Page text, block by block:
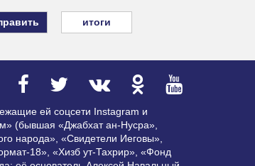
итоги
ей соцсети Instagram и
(бывшая «Джабхат ан-Нусра»,
народа», «Свидетели Иеговы»,
18», «Хизб ут-Тахрир», «Фонд